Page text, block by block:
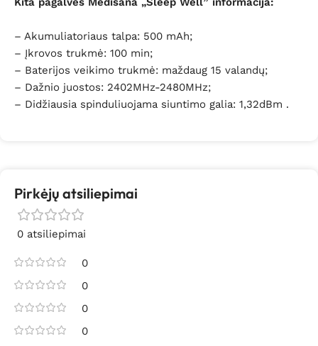
– Akumuliatoriaus talpa: 500 mAh;
– Įkrovos trukmė: 100 min;
– Baterijos veikimo trukmė: maždaug 15 valandų;
– Dažnio juostos: 2402MHz-2480MHz;
– Didžiausia spinduliuojama siuntimo galia: 1,32dBm .
Pirkėjų atsiliepimai
0 atsiliepimai
0
0
0
0